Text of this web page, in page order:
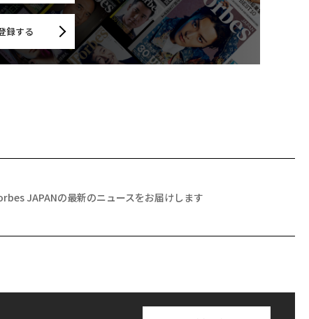
録する
JAPANの最新のニュースをお届けします